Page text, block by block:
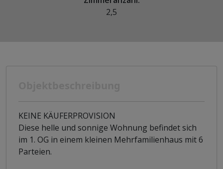
2,5
KEINE KÄUFERPROVISION
Diese helle und sonnige Wohnung befindet sich
im 1. OG in einem kleinen Mehrfamilienhaus mit 6
Parteien.